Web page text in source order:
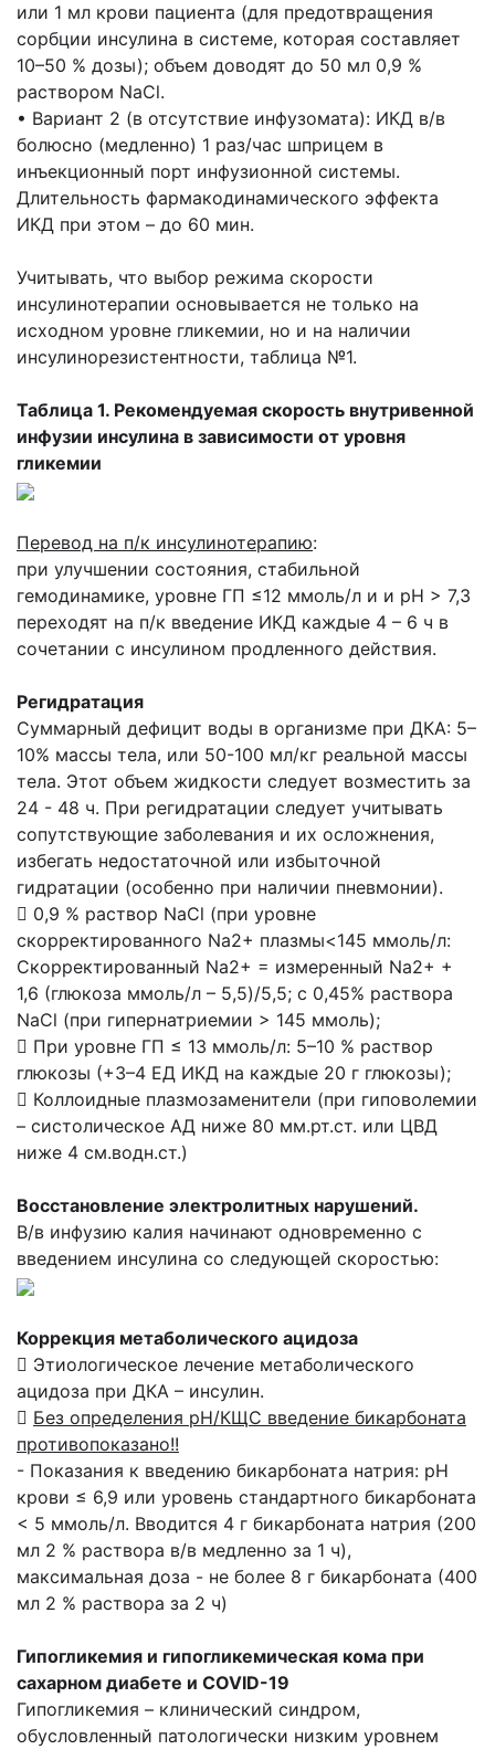
или 1 мл крови пациента (для предотвращения
сорбции инсулина в системе, которая составляет
10–50 % дозы); объем доводят до 50 мл 0,9 %
раствором NaCl.
• Вариант 2 (в отсутствие инфузомата): ИКД в/в
болюсно (медленно) 1 раз/час шприцем в
инъекционный порт инфузионной системы.
Длительность фармакодинамического эффекта
ИКД при этом – до 60 мин.
Учитывать, что выбор режима скорости
инсулинотерапии основывается не только на
исходном уровне гликемии, но и на наличии
инсулинорезистентности, таблица №1.
Таблица 1. Рекомендуемая скорость внутривенной
инфузии инсулина в зависимости от уровня
гликемии
Перевод на п/к инсулинотерапию:
при улучшении состояния, стабильной
гемодинамике, уровне ГП ≤12 ммоль/л и и рН > 7,3
переходят на п/к введение ИКД каждые 4 – 6 ч в
сочетании с инсулином продленного действия.
Регидратация
Суммарный дефицит воды в организме при ДКА: 5–
10% массы тела, или 50-100 мл/кг реальной массы
тела. Этот объем жидкости следует возместить за
24 - 48 ч. При регидратации следует учитывать
сопутствующие заболевания и их осложнения,
избегать недостаточной или избыточной
гидратации (особенно при наличии пневмонии).
 0,9 % раствор NaCl (при уровне
скорректированного Na2+ плазмы<145 ммоль/л:
Скорректированный Na2+ = измеренный Na2+ +
1,6 (глюкоза ммоль/л – 5,5)/5,5; с 0,45% раствора
NaCl (при гипернатриемии > 145 ммоль);
 При уровне ГП ≤ 13 ммоль/л: 5–10 % раствор
глюкозы (+3–4 ЕД ИКД на каждые 20 г глюкозы);
 Коллоидные плазмозаменители (при гиповолемии
– систолическое АД ниже 80 мм.рт.ст. или ЦВД
ниже 4 см.водн.ст.)
Восстановление электролитных нарушений.
В/в инфузию калия начинают одновременно с
введением инсулина со следующей скоростью:
Коррекция метаболического ацидоза
 Этиологическое лечение метаболического
ацидоза при ДКА – инсулин.
 Без определения рН/КЩС введение бикарбоната
противопоказано!!
- Показания к введению бикарбоната натрия: рН
крови ≤ 6,9 или уровень стандартного бикарбоната
< 5 ммоль/л. Вводится 4 г бикарбоната натрия (200
мл 2 % раствора в/в медленно за 1 ч),
максимальная доза - не более 8 г бикарбоната (400
мл 2 % раствора за 2 ч)
Гипогликемия и гипогликемическая кома при
сахарном диабете и COVID-19
Гипогликемия – клинический синдром,
обусловленный патологически низким уровнем